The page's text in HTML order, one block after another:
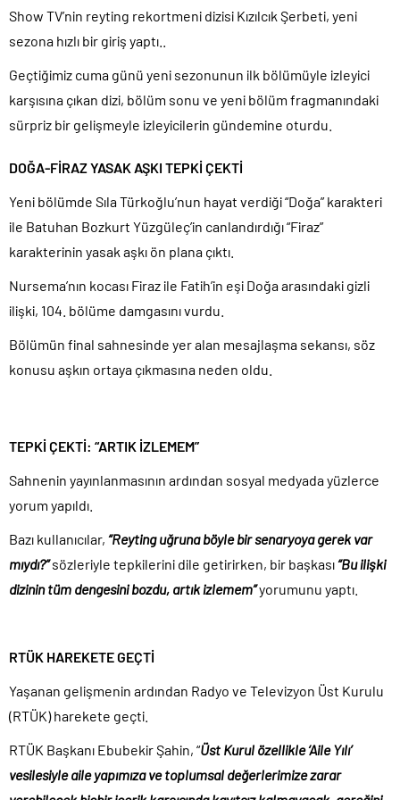
TÜİK kira zam oranını yüzde 31 olarak açıkladı..
Etimesgut Belediye Başkanı Erdal Beşikçioğlu hakkında
Donald Trump’ın İran saldırılarını durdurma kararını Netanyahu da
sosyal medyadan öğrendi..
Günlerdir İran’a tehditler savurarak atıp tutan Trump yine kıvırdı!.
Merkez Bankası’ndan Kripto Varlık Merkezi Kayıt Sistemi’ne onay..
açıklama..
Savaşın kazananı 93 milyar dolar ile dev petrol şirketleri oldu!.
Show TV’nin reyting rekortmeni dizisi Kızılcık Şerbeti, yeni
sezona hızlı bir giriş yaptı..
Geçtiğimiz cuma günü yeni sezonunun ilk bölümüyle izleyici
karşısına çıkan dizi, bölüm sonu ve yeni bölüm fragmanındaki
sürpriz bir gelişmeyle izleyicilerin gündemine oturdu.
DOĞA-FİRAZ YASAK AŞKI TEPKİ ÇEKTİ
Yeni bölümde Sıla Türkoğlu’nun hayat verdiği “Doğa” karakteri
ile Batuhan Bozkurt Yüzgüleç’in canlandırdığı “Firaz”
karakterinin yasak aşkı ön plana çıktı.
Nursema’nın kocası Firaz ile Fatih’in eşi Doğa arasındaki gizli
ilişki, 104. bölüme damgasını vurdu.
Bölümün final sahnesinde yer alan mesajlaşma sekansı, söz
konusu aşkın ortaya çıkmasına neden oldu.
TEPKİ ÇEKTİ: “ARTIK İZLEMEM”
Sahnenin yayınlanmasının ardından sosyal medyada yüzlerce
yorum yapıldı.
Bazı kullanıcılar, “Reyting uğruna böyle bir senaryoya gerek var
mıydı?”sözleriyle tepkilerini dile getirirken, bir başkası“Bu ilişki
dizinin tüm dengesini bozdu, artık izlemem”yorumunu yaptı.
RTÜK HAREKETE GEÇTİ
Yaşanan gelişmenin ardından Radyo ve Televizyon Üst Kurulu
(RTÜK) harekete geçti.
RTÜK Başkanı Ebubekir Şahin, “Üst Kurul özellikle ‘Aile Yılı’
vesilesiyle aile yapımıza ve toplumsal değerlerimize zarar